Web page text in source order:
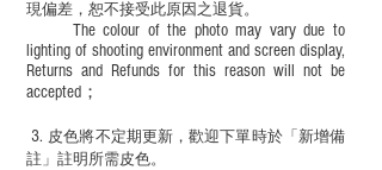
現偏差，恕不接受此原因之退貨。
The colour of the photo may vary due to
lighting of shooting environment and screen display,
Returns and Refunds for this reason will not be
accepted；
3. 皮色將不定期更新，歡迎下單時於「新增備
註」註明 所需皮色。